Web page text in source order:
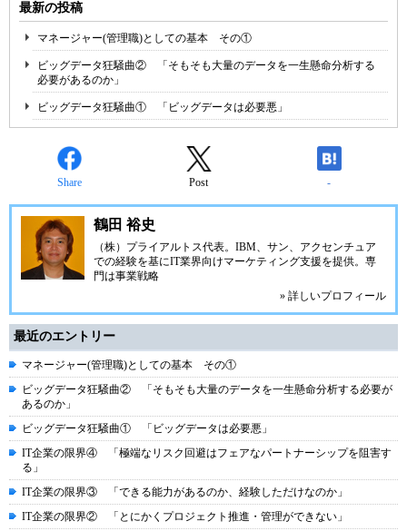
最新の投稿
マネージャー(管理職)としての基本 その①
ビッグデータ狂騒曲② 「そもそも大量のデータを一生懸命分析する
必要があるのか」
ビッグデータ狂騒曲① 「ビッグデータは必要悪」
Share Post -
鶴田 裕史
（株）プライアルトス代表。IBM、サン、アクセンチュア
での経験を基にIT業界向けマーケティング支援を提供。専
門は事業戦略
» 詳しいプロフィール
最近のエントリー
マネージャー(管理職)としての基本 その①
ビッグデータ狂騒曲② 「そもそも大量のデータを一生懸命分析する必要が
あるのか」
ビッグデータ狂騒曲① 「ビッグデータは必要悪」
IT企業の限界④ 「極端なリスク回避はフェアなパートナーシップを阻害す
る」
IT企業の限界③ 「できる能力があるのか、経験しただけなのか」
IT企業の限界② 「とにかくプロジェクト推進・管理ができない」